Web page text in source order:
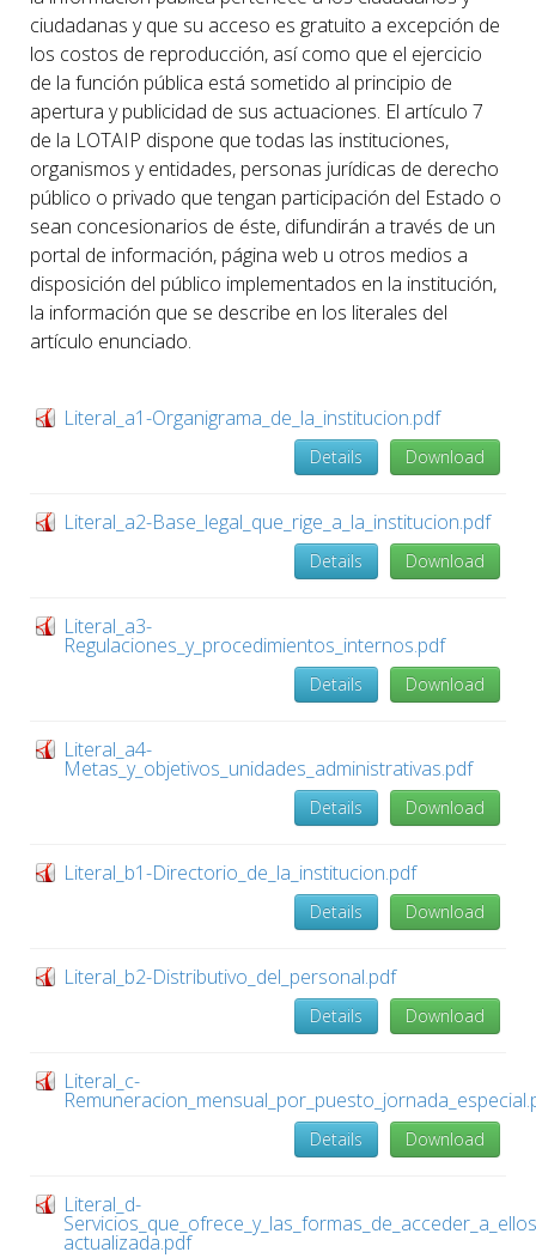
ciudadanas y que su acceso es gratuito a excepción de
los costos de reproducción, así como que el ejercicio
de la función pública está sometido al principio de
apertura y publicidad de sus actuaciones. El artículo 7
de la LOTAIP dispone que todas las instituciones,
organismos y entidades, personas jurídicas de derecho
público o privado que tengan participación del Estado o
sean concesionarios de éste, difundirán a través de un
portal de información, página web u otros medios a
disposición del público implementados en la institución,
la información que se describe en los literales del
artículo enunciado.
Literal_a1-Organigrama_de_la_institucion.pdf
Download
Details
Literal_a2-Base_legal_que_rige_a_la_institucion.pdf
Download
Details
Literal_a3-
Regulaciones_y_procedimientos_internos.pdf
Download
Details
Literal_a4-
Metas_y_objetivos_unidades_administrativas.pdf
Download
Details
Literal_b1-Directorio_de_la_institucion.pdf
Download
Details
Literal_b2-Distributivo_del_personal.pdf
Download
Details
Literal_c-
Download
Details
Literal_d-
Servicios_que_ofrece_y_las_formas_de_acceder_a_ellos
actualizada.pdf